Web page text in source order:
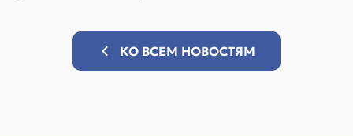
КО ВСЕМ НОВОСТЯМ